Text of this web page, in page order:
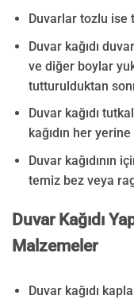
Duvarlar tozlu ise
Duvar kağıdı
ve diğer boylar
tutturulduktan
Duvar kağıdı
kağıdın her
Duvar kağıdının
temiz bez veya
Duvar Kağıdı
Malzemeler
Duvar kağıdı